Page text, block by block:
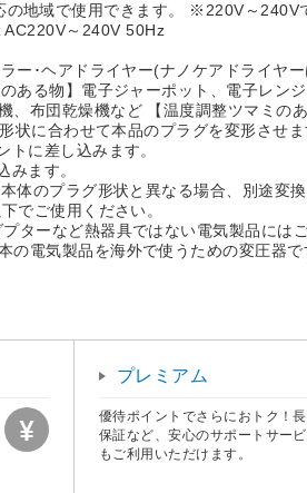
地域で使用できます。 ※220V～240V
～240V 50Hz
ー･ヘアドライヤー(ナノケアドライヤ
ある物】電子ジャーポット、電子レン
、布団乾燥機など 【温度調整ツマミ
状に合わせて本品のプラグを変形させま
トに差し込みます。
みます。
体のプラグ形状と異なる場合、別途変
でご使用ください。
ターなど熱器具ではない電気製品には
の電気製品を海外で使うための変圧器で
プレミアム
優待ポイントでさらにおトク！
保証など、安心のサポートサービ
もご利用いただけます。